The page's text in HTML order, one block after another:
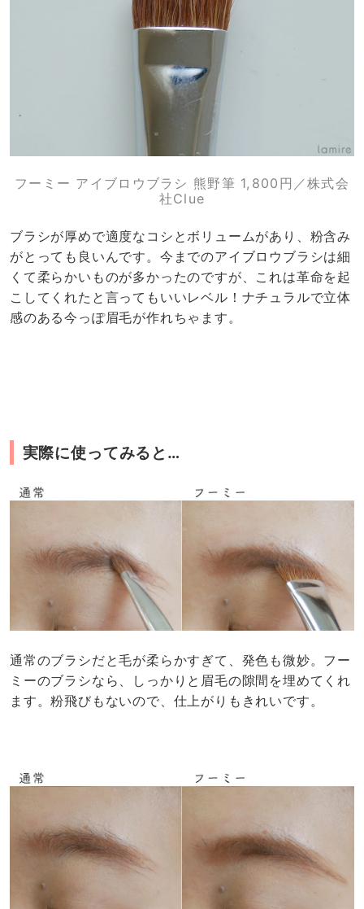
フーミー アイブロウブラシ 熊野筆 1,800円／株式会
社Clue
ブラシが厚めで適度なコシとボリュームがあり、粉含み
がとっても良いんです。今までのアイブロウブラシは細
くて柔らかいものが多かったのですが、これは革命を起
こしてくれたと言ってもいいレベル！ナチュラルで立体
感のある今っぽ眉毛が作れちゃます。
実際に使ってみると…
通常のブラシだと毛が柔らかすぎて、発色も微妙。フー
ミーのブラシなら、しっかりと眉毛の隙間を埋めてくれ
ます。粉飛びもないので、仕上がりもきれいです。